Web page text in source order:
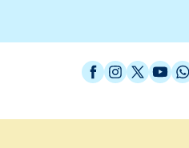
Facebook
Instagram
X /